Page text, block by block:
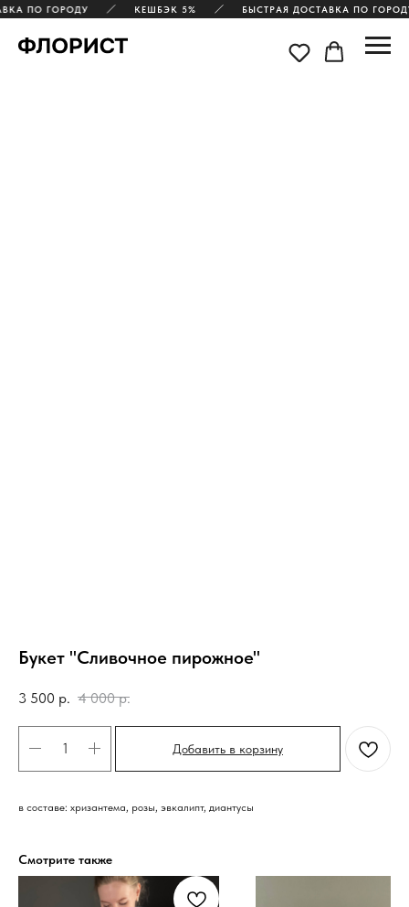
ПО ГОРОДУ КЕШБЭК 5% БЫСТРАЯ ДОСТАВКА ПО
Букет "Сливочное пирожное"
3 500 р. 4 000 р.
Добавить в корзину
в составе: хризантема, розы, эвкалипт, диантусы
Смотрите также